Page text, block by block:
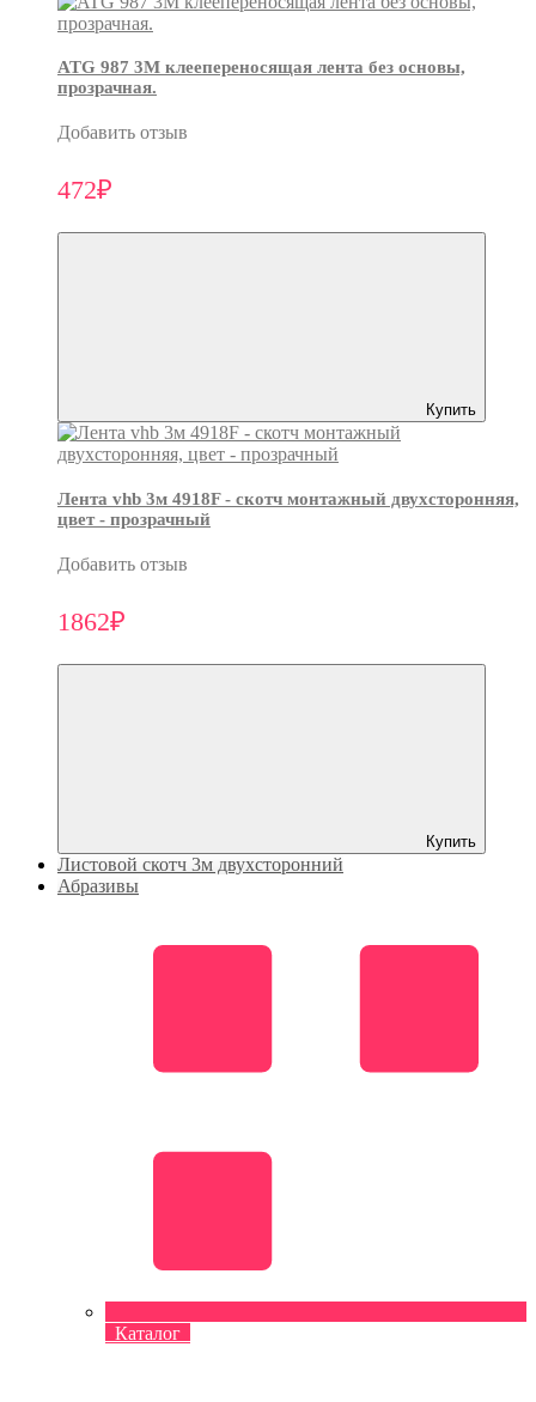
ATG 987 3М клеепереносящая лента без основы,
прозрачная.
Добавить отзыв
472₽
Купить
Лента vhb 3м 4918F - скотч монтажный двухсторонняя,
цвет - прозрачный
Добавить отзыв
1862₽
Купить
Листовой скотч 3м двухсторонний
Абразивы
Каталог